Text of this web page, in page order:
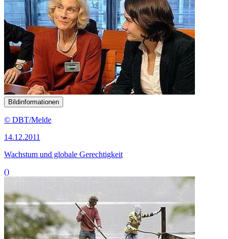
Bildinformationen
© DBT/Melde
14.12.2011
Wachstum und globale Gerechtigkeit
()